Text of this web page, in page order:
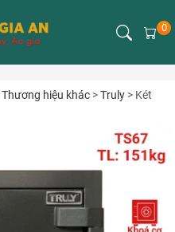
0
Thương hiệu khác >Truly > Két